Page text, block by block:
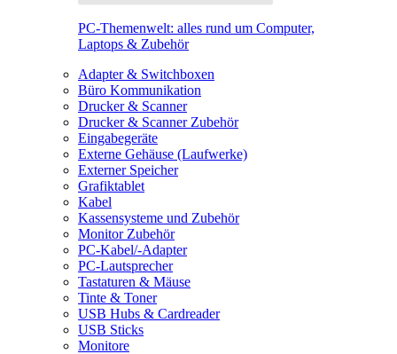
PC-Themenwelt: alles rund um Computer,
Laptops & Zubehör
Adapter & Switchboxen
Büro Kommunikation
Drucker & Scanner
Drucker & Scanner Zubehör
Eingabegeräte
Externe Gehäuse (Laufwerke)
Externer Speicher
Grafiktablet
Kabel
Kassensysteme und Zubehör
Monitor Zubehör
PC-Kabel/-Adapter
PC-Lautsprecher
Tastaturen & Mäuse
Tinte & Toner
USB Hubs & Cardreader
USB Sticks
Monitore